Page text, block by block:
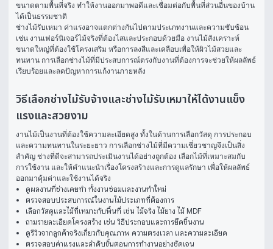
ขนาดตามพื้นที่จริง ทำให้งานออกมาพอดีและเชื่อมต่อกับพื้นที่ส่วนอื่นของบ้าน
ได้เป็นธรรมชาติ
ช่างไม้รับเหมา ค่าแรงอาจแตกต่างกันไปตามประเภทงานและความซับซ้อน
เช่น งานเฟอร์นิเจอร์ไม้จริงที่ต้องไสและประกอบด้วยมือ งานไม้สังเคราะห์
ขนาดใหญ่ที่ต้องใช้โครงเสริม หรือการลงสีและเคลือบเพื่อให้ผิวไม้สวยและ
ทนทาน การเลือกช่างไม้ที่มีประสบการณ์ตรงกับงานที่ต้องการจะช่วยให้ผลลัพธ์
เรียบร้อยและลดปัญหาการแก้งานภายหลัง
วิธีเลือกช่างไม้รับจ้างและช่างไม้รับเหมาให้ได้งานแข็ง
แรงและสวยงาม
งานไม้เป็นงานที่ต้องใช้ความละเอียดสูง ทั้งในด้านการเลือกวัสดุ การประกอบ
และความทนทานในระยะยาว การเลือกช่างไม้ที่มีความเชี่ยวชาญจึงเป็นสิ่ง
สำคัญ ช่างที่ดีจะสามารถประเมินงานได้อย่างถูกต้อง เลือกไม้ที่เหมาะสมกับ
การใช้งาน และให้คำแนะนำเรื่องโครงสร้างและการดูแลรักษา เพื่อให้ผลลัพธ์
ออกมาคุ้มค่าและใช้งานได้จริง
ดูผลงานที่ช่างเคยทำ ทั้งงานซ่อมและงานทำใหม่
ตรวจสอบประสบการณ์ในงานไม้ประเภทที่ต้องการ
เลือกวัสดุและไม้ที่เหมาะกับพื้นที่ เช่น ไม้จริง ไม้ยาง ไม้ MDF
ถามรายละเอียดโครงสร้าง เช่น วิธีประกอบและการยึดชิ้นงาน
ดูรีวิวจากลูกค้าจริงเกี่ยวกับคุณภาพ ความตรงเวลา และความละเอียด
ตรวจสอบค่าแรงและลำดับขั้นตอนการทำงานอย่างชัดเจน